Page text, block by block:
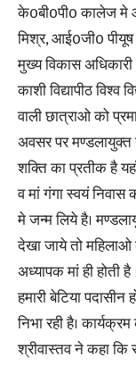
के0बी0पी0 कालेज मे
मिश्र, आई0जी0 पीयूष
मुख्य विकास
काशी विद्यापीठ
वाली छात्राओ को
अवसर पर मण्डलायुक्त
शक्ति का प्रतीक है
व मां गंगा स्वयं
मे जन्म लिये है।
देखा जाये तो महिलाओ
अध्यापक मां ही होती
हमारी बेटिया
निभा रही है।
श्रीवास्तव ने कहा